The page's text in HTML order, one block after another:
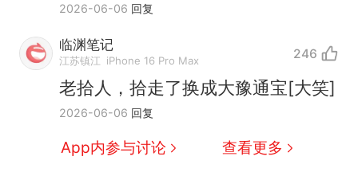
2026-06-06 回复
临渊笔记
江苏镇江 iPhone 16 Pro Max 246
老拾人，拾走了换成大豫通宝[大笑]
2026-06-06 回复
App内参与讨论 查看更多
因老师一句“跟我回家”改写了
人生
新 制裁瓜子饺子，美国怕什
么？
费大厨“全国小炒肉大王”称
号，仅凭视频评出？中国烹饪
协会回应